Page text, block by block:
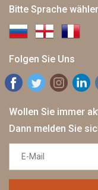
Bitte Sprache
Folgen Sie Uns
Wollen Sie immer
Dann melden Sie